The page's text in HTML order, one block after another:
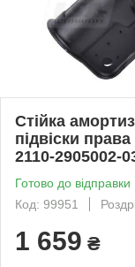
Стійка
підвіски
2110-2905002-
Готово до відправки
Код: 99951
1 659 ₴